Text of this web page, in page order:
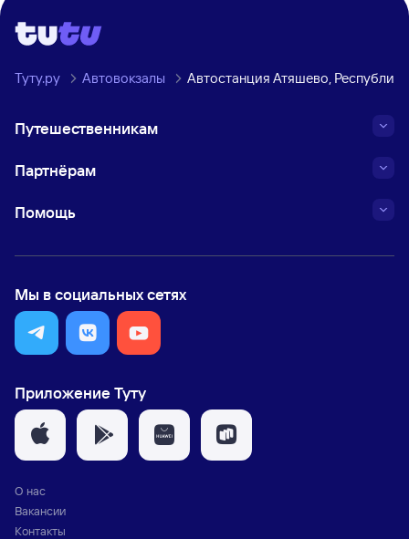
Туту.ру Автовокзалы Автостанция Атяшево,
Путешественникам
Партнёрам
Помощь
Мы в социальных сетях
Приложение Туту
О нас
Вакансии
Контакты